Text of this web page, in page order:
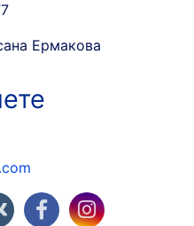
Ермакова